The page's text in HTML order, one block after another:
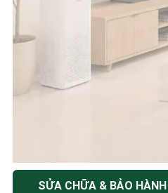
TRUNG TÂM BẢO
SỬA CHỮA & BẢO HÀNH